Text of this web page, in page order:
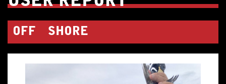
OFF SHORE